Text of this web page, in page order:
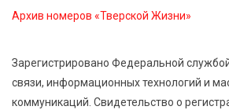
Уйти красиво: как жители Твери
работодателями
Архив номеров «Тверской Жизни»
Зарегистрировано Федеральной
связи, информационных технологий и
коммуникаций. Свидетельство о